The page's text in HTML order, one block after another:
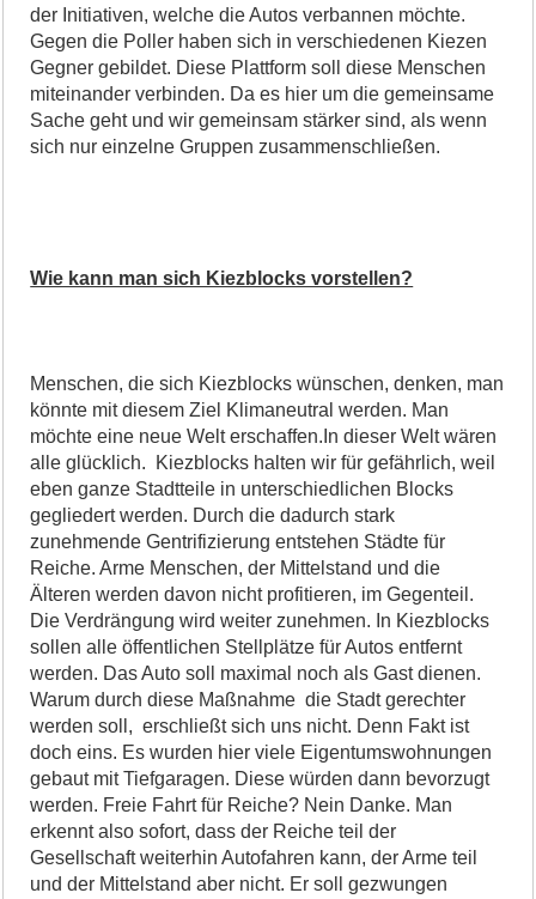
der Initiativen, welche die Autos verbannen möchte.
Gegen die Poller haben sich in verschiedenen Kiezen
Gegner gebildet. Diese Plattform soll diese Menschen
miteinander verbinden. Da es hier um die gemeinsame
Sache geht und wir gemeinsam stärker sind, als wenn
sich nur einzelne Gruppen zusammenschließen.
Wie kann man sich Kiezblocks vorstellen?
Menschen, die sich Kiezblocks wünschen, denken, man
könnte mit diesem Ziel Klimaneutral werden. Man
möchte eine neue Welt erschaffen.In dieser Welt wären
alle glücklich. Kiezblocks halten wir für gefährlich, weil
eben ganze Stadtteile in unterschiedlichen Blocks
gegliedert werden. Durch die dadurch stark
zunehmende Gentrifizierung entstehen Städte für
Reiche. Arme Menschen, der Mittelstand und die
Älteren werden davon nicht profitieren, im Gegenteil.
Die Verdrängung wird weiter zunehmen. In Kiezblocks
sollen alle öffentlichen Stellplätze für Autos entfernt
werden. Das Auto soll maximal noch als Gast dienen.
Warum durch diese Maßnahme die Stadt gerechter
werden soll, erschließt sich uns nicht. Denn Fakt ist
doch eins. Es wurden hier viele Eigentumswohnungen
gebaut mit Tiefgaragen. Diese würden dann bevorzugt
werden. Freie Fahrt für Reiche? Nein Danke. Man
erkennt also sofort, dass der Reiche teil der
Gesellschaft weiterhin Autofahren kann, der Arme teil
und der Mittelstand aber nicht. Er soll gezwungen